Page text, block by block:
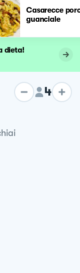
Casarecce
guanciale
dieta!
4